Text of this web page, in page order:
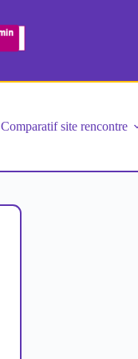
Comparatif site rencontre